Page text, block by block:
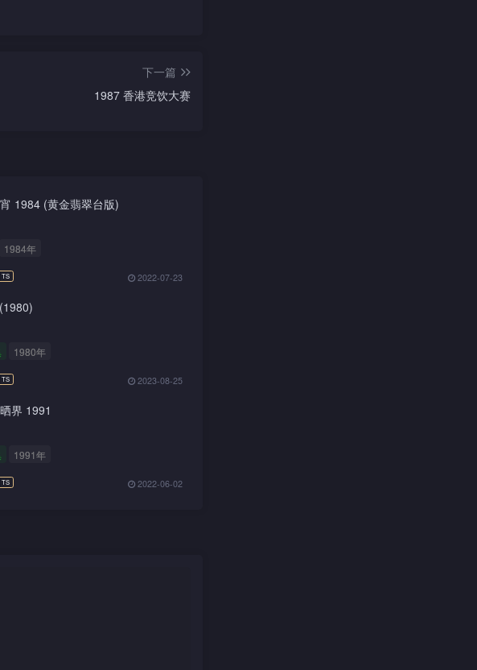
下一篇
1987 香港竞饮大赛
1984 (黄金翡翠台版)
1984年
2022-07-23
1980年
2023-08-25
界 1991
1991年
2022-06-02